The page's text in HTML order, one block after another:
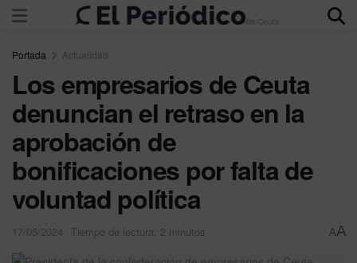
Portada Actualidad
Los empresarios de Ceuta
denuncian el retraso en la
aprobación de
bonificaciones por falta de
voluntad política
17/05/2024 Tiempo de lectura: 2 minutos AA